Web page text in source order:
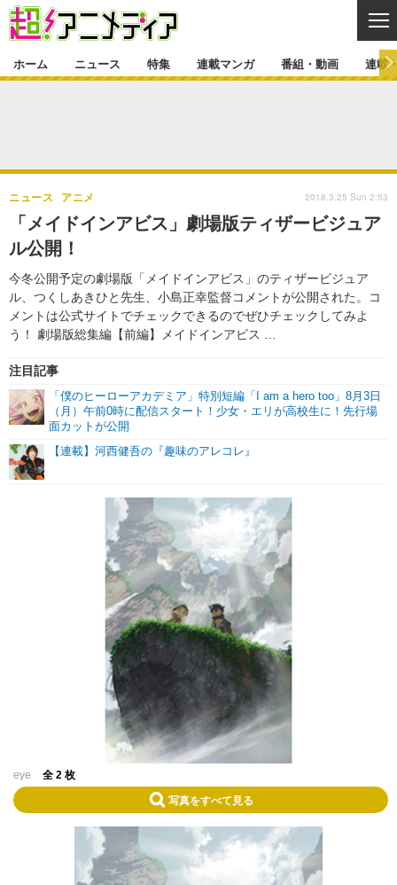
ゲーム・アプリ マンガ
声優 コスプレ
舞台 新帝スタ
特集一覧 カバー
連載マンガ
連載一覧
番組・動画
番組・動画一覧
動画
連載・ブログ
連載・ブログ一覧 コラム
編集部ブログ・お知らせ
ホーム ニュース 特集 連載マンガ 番組・動画 連載
「メイドインアビス」劇場版ティザービジュア
ル公開！
今冬公開予定の劇場版「メイドインアビス」のティザービジュア
ル、つくしあきひと先生、小島正幸監督コメントが公開された。コ
メントは公式サイトでチェックできるのでぜひチェックしてみよ
う！ 劇場版総集編【前編】メイドインアビス …
ニュース アニメ
注目記事
「僕のヒーローアカデミア」特別短編「I am a hero too」8月3日
（月）午前0時に配信スタート！少女・エリが高校生に！先行場
面カットが公開
【連載】河西健吾の『趣味のアレコレ』
2018.3.25 Sun 2:53
eye 全 2 枚
写真をすべて見る